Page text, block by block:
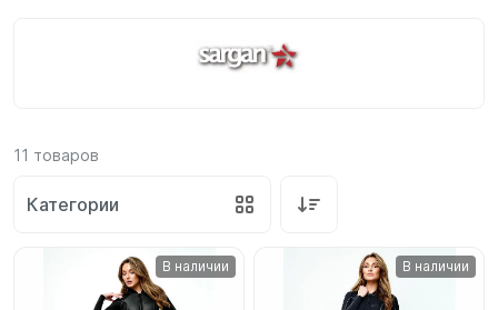
11 товаров
Категории
В наличии В наличии